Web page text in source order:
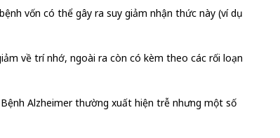
vốn có thể gây ra suy giảm nhận thức này (ví dụ
về trí nhớ, ngoài ra còn có kèm theo các rối loạn
Alzheimer thường xuất hiện trễ nhưng một số